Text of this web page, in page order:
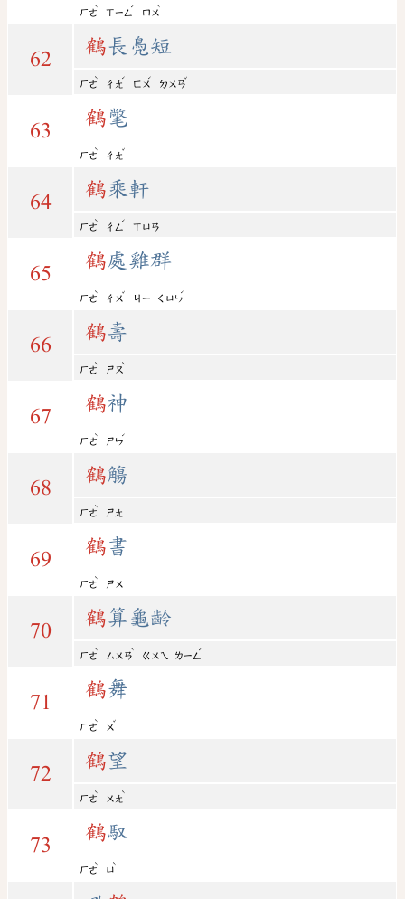
ㄏㄜ
ˋ
ㄒㄧㄥ
ˊ
ㄇㄨ
ˋ
62
鶴長鳧短
ㄏㄜ
ˋ
ㄔㄤ
ˊ
ㄈㄨ
ˊ
ㄉㄨㄢ
ˇ
63
鶴 氅
ㄏㄜ
ˋ
ㄔㄤ
ˇ
64
鶴乘軒
ㄏㄜ
ˋ
ㄔㄥ
ˊ
ㄒㄩㄢ
65
鶴處雞群
ㄏㄜ
ˋ
ㄔㄨ
ˇ
ㄐㄧ ㄑㄩㄣ
ˊ
66
鶴壽
ㄏㄜ
ˋ
ㄕㄡ
ˋ
67
鶴神
ㄏㄜ
ˋ
ㄕㄣ
ˊ
68
鶴觴
ㄏㄜ
ˋ
ㄕㄤ
69
鶴書
ㄏㄜ
ˋ
ㄕㄨ
70
鶴算龜齡
ㄏㄜ
ˋ
ㄙㄨㄢ
ˋ
ㄍㄨㄟ ㄌㄧㄥ
ˊ
71
鶴舞
ㄏㄜ
ˋ
ㄨ
ˇ
72
鶴望
ㄏㄜ
ˋ
ㄨㄤ
ˋ
73
鶴馭
ㄏㄜ
ˋ
ㄩ
ˋ